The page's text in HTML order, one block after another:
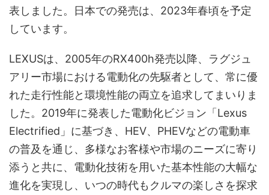
表しました。日本での発売は、2023年春頃を予定
しています。
LEXUSは、2005年のRX400h発売以降、ラグジュ
アリー市場における電動化の先駆者として、常に優
れた走行性能と環境性能の両立を追求してまいりま
した。2019年に発表した電動化ビジョン「Lexus
Electrified」に基づき、HEV、PHEVなどの電動車
の普及を通じ、多様なお客様や市場のニーズに寄り
添うと共に、電動化技術を用いた基本性能の大幅な
進化を実現し、いつの時代もクルマの楽しさを探求